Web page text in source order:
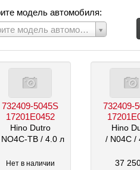
модель автомобиля:
Выберите модель автомобиля
732409-5045S
17201E0452
Hino Dutro
TB / 4.0 л
Нет в наличии
732409-
Hino
/ N04C /
37